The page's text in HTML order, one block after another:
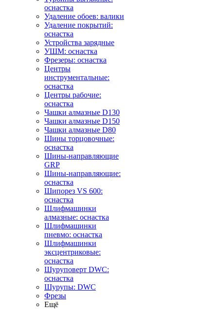
оснастка
Удаление обоев: валики
Удаление покрытий:
оснастка
Устройства зарядные
УШМ: оснастка
Фрезеры: оснастка
Центры
инструментальные:
оснастка
Центры рабочие:
оснастка
Чашки алмазные D130
Чашки алмазные D150
Чашки алмазные D80
Шины торцовочные:
оснастка
Шины-направляющие
GRP
Шины-направляющие:
оснастка
Шипорез VS 600:
оснастка
Шлифмашинки
алмазные: оснастка
Шлифмашинки
пневмо: оснастка
Шлифмашинки
эксцентриковые:
оснастка
Шуруповерт DWC:
оснастка
Шурупы: DWC
Фрезы
Ещё